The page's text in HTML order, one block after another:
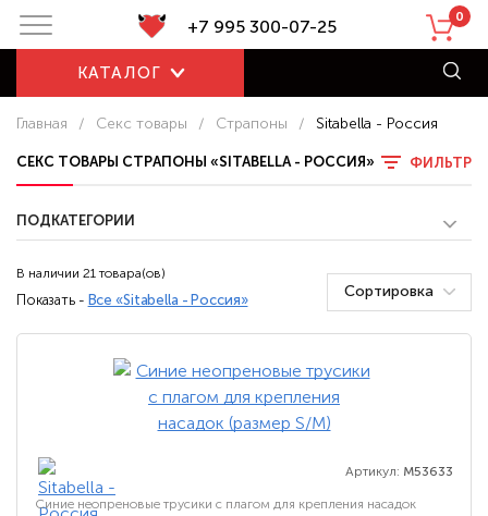
+7 995 300-07-25 0
КАТАЛОГ
Главная / Секс товары / Страпоны / Sitabella - Россия
СЕКС ТОВАРЫ СТРАПОНЫ «SITABELLA - РОССИЯ» ФИЛЬТР
ПОДКАТЕГОРИИ
В наличии 21 товара(ов)
Показать - Все «Sitabella - Россия» Сортировка
Артикул: M53633
Синие неопреновые трусики с плагом для крепления насадок